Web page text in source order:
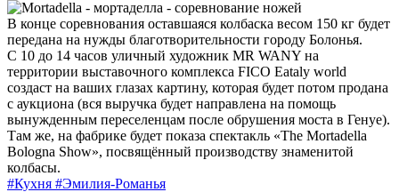
В конце соревнования оставшаяся колбаска весом 150 кг будет
передана на нужды благотворительности городу Болонья.
С 10 до 14 часов уличный художник MR WANY на
территории выставочного комплекса FICO Eataly world
создаст на ваших глазах картину, которая будет потом продана
с аукциона (вся выручка будет направлена на помощь
вынужденным переселенцам после обрушения моста в Генуе).
Там же, на фабрике будет показа спектакль «The Mortadella
Bologna Show», посвящённый производству знаменитой
колбасы.
#Кухня #Эмилия-Романья